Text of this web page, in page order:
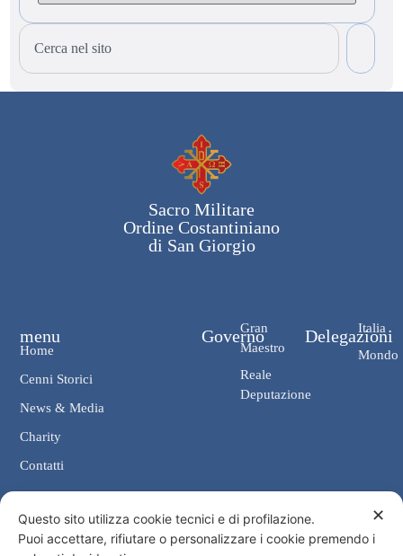
Sacro Militare
Ordine Costantiniano
di San Giorgio
Governo
Gran
Maestro
Reale
Deputazione
Delegazioni
Italia
Mondo
menu
Home
Cenni Storici
News & Media
Charity
Contatti
Contatti
Cancelleria: Via Giosuè Carducci, 4 00187 Roma
✕
Questo sito utilizza cookie tecnici e di profilazione.
Puoi accettare, rifiutare o personalizzare i cookie premendo i